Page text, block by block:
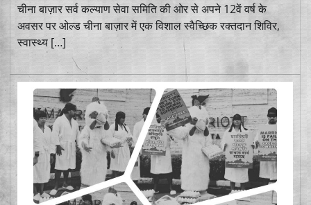
चीना बाज़ार सर्व कल्याण सेवा समिति की ओर से अपने 12वें वर्ष के
अवसर पर ओल्ड चीना बाज़ार में एक विशाल स्वैच्छिक रक्तदान शिविर,
स्वास्थ्य […]